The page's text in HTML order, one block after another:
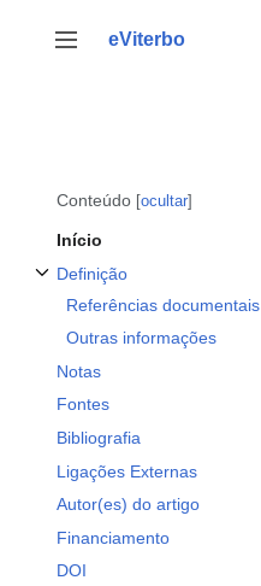
para
Alternar barra lateral
eViterbo
Conteúdo ocultar
Início
Definição
Referências documentais
Outras informações
Notas
Fontes
Bibliografia
Ligações Externas
Autor(es) do artigo
Financiamento
DOI